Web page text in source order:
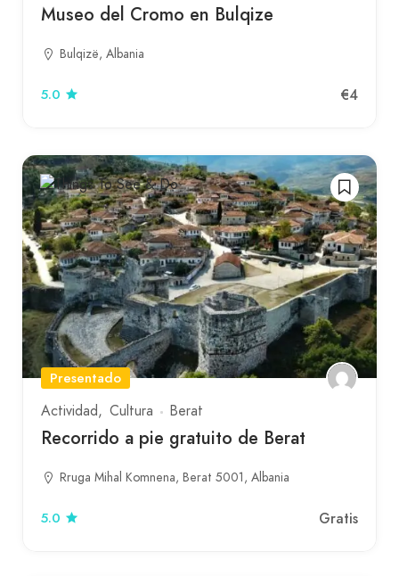
Museo del Cromo en Bulqize
Bulqizë, Albania
5.0 €4
Presentado
Actividad
Cultura Berat
Recorrido a pie gratuito de Berat
Rruga Mihal Komnena, Berat 5001, Albania
5.0 Gratis